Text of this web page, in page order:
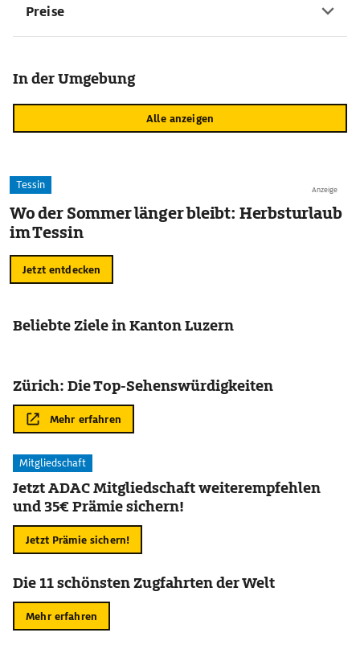
Preise
In der Umgebung
Alle anzeigen
Anzeige
Tessin
Wo der Sommer länger bleibt: Herbsturlaub
im Tessin
Jetzt entdecken
Beliebte Ziele in Kanton Luzern
Zürich: Die Top-Sehenswürdigkeiten
Mehr erfahren
Mitgliedschaft
Jetzt ADAC Mitgliedschaft weiterempfehlen
und 35€ Prämie sichern!
Jetzt Prämie sichern!
Die 11 schönsten Zugfahrten der Welt
Mehr erfahren